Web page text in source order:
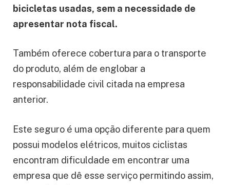
bicicletas usadas, sem a necessidade de
apresentar nota fiscal.
Também oferece cobertura para o transporte
do produto, além de englobar a
responsabilidade civil citada na empresa
anterior.
Este seguro é uma opção diferente para quem
possui modelos elétricos, muitos ciclistas
encontram dificuldade em encontrar uma
empresa que dê esse serviço permitindo assim,